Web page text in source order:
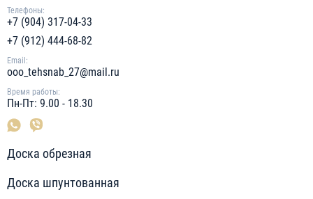
Телефоны:
+7 (904) 317-04-33
+7 (912) 444-68-82
Email:
ooo_tehsnab_27@mail.ru
Время работы:
Пн-Пт: 9.00 - 18.30
Доска обрезная
Доска шпунтованная